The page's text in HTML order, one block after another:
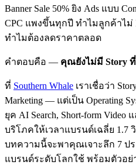
Banner Sale 50% ยิง Ads แบบ
CPC แพงขึ้นทุกปี ทำไมลูกค้าไม่
ทำไมต้องลดราคาตลอด
คำตอบคือ — คุณยังไม่มี Story
ที่ Southern Whale เราเชื่อว่า
Marketing — แต่เป็น Operating
ยุค AI Search, Short-form Video
บริโภคให้เวลาแบรนด์เฉลี่ย 1.7
บทความนี้จะพาคุณเจาะลึก 7 ปร
แบรนด์ระดับโลกใช้ พร้อมตัวอย่